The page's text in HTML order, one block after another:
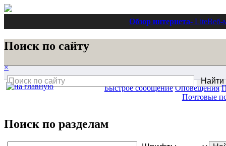
Обзор интернета- LiteВеб-
Поиск по сайту
×
Поиск по разделам
Быстрое сообщение Оповещения
Почтовые